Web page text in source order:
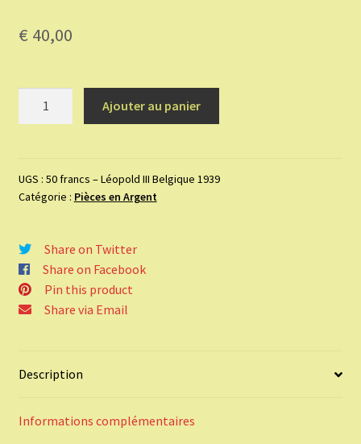
€ 40,00
argent
50
Léopold
III
Belgique
1939.
Ajouter au panier
UGS : 50 francs – Léopold III Belgique 1939
Catégorie : Pièces en Argent
Share on Twitter
Share on Facebook
Pin this product
Share via Email
Description
Informations complémentaires